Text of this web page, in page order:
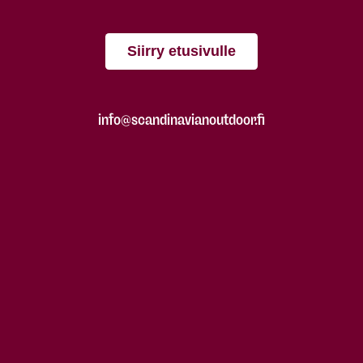
Siirry etusivulle
info@scandinavianoutdoor.fi